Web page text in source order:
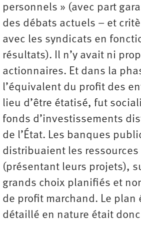
personnels » (avec part
des débats actuels – et
avec les syndicats en
résultats). Il n’y avait ni
actionnaires. Et dans la
l’équivalent du profit des
lieu d’être étatisé, fut
fonds d’investissements
de l’État. Les banques
distribuaient les
(présentant leurs projets),
grands choix planifiés et
de profit marchand. Le plan
détaillé en nature était